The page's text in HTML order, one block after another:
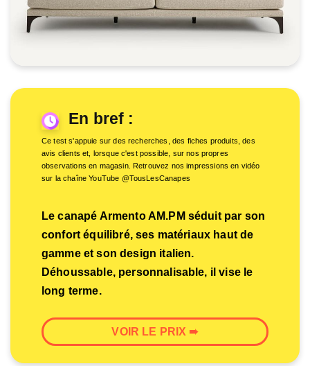
En bref :
Ce test s'appuie sur des recherches, des fiches produits, des
avis clients et, lorsque c'est possible, sur nos propres
observations en magasin. Retrouvez nos impressions en vidéo
sur la chaîne YouTube @TousLesCanapes
Le canapé Armento AM.PM séduit par son
confort équilibré, ses matériaux haut de
gamme et son design italien.
Déhoussable, personnalisable, il vise le
long terme.
VOIR LE PRIX ➠